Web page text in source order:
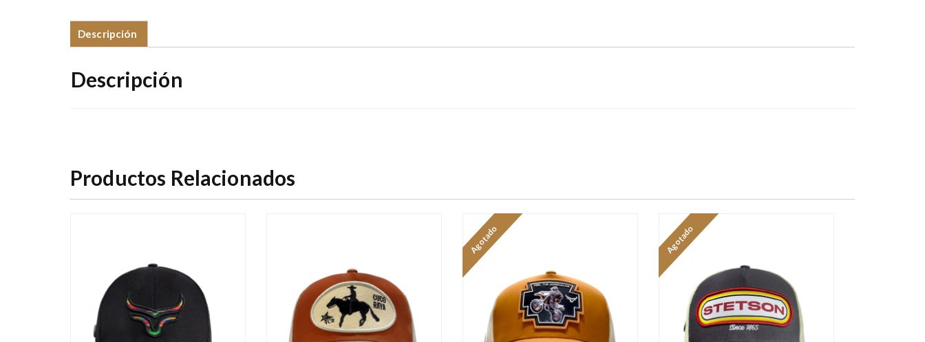
Descripción
Descripción
Productos Relacionados
Agotado Agotado